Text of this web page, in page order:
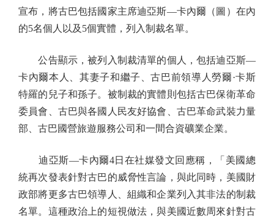
宣布，將古巴包括國家主席迪亞斯—卡內爾（圖）在內
的5名個人以及5個實體，列入制裁名單。
公告顯示，被列入制裁清單的個人，包括迪亞斯—
卡內爾本人、其妻子和繼子、古巴前領導人勞爾·卡斯
特羅的兒子和孫子。被制裁的實體則包括古巴保衛革命
委員會、古巴與各國人民友好協會、古巴革命武裝力量
部、古巴國營旅遊服務公司和一間合資礦業企業。
迪亞斯—卡內爾4日在社媒發文回應稱，「美國總
統再次發表針對古巴的威脅性言論，與此同時，美國財
政部將更多古巴領導人、組織和企業列入其非法的制裁
名單。這種政治上的短視做法，與美國近數周來針對古